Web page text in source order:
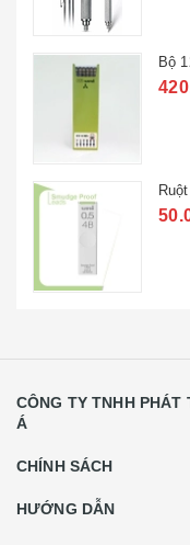
Bộ
CÔNG TY TNHH
Á
CHÍNH SÁCH
HƯỚNG DẪN